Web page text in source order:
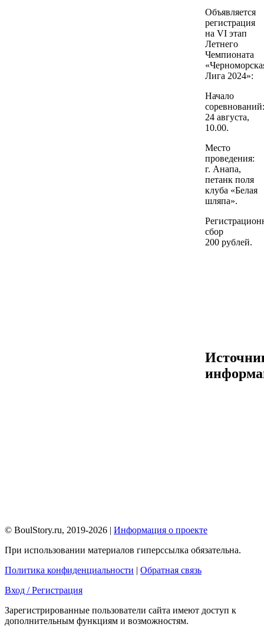
Объявляется
регистрация
на VI этап
Летнего
Чемпионата
Лига 2024»:
Начало
соревнований:
24 августа,
10.00.
Место
проведения:
г. Анапа,
петанк поля
клуба «Белая
шляпа».
сбор
200 рублей.
© BoulStory.ru, 2019-2026 | Информация о проекте
При использовании материалов гиперссылка обязательна.
Политика конфиденциальности
Обратная связь
Вход / Регистрация
Зарегистрированные пользователи сайта имеют доступ к
дополнительным функциям и возможностям.